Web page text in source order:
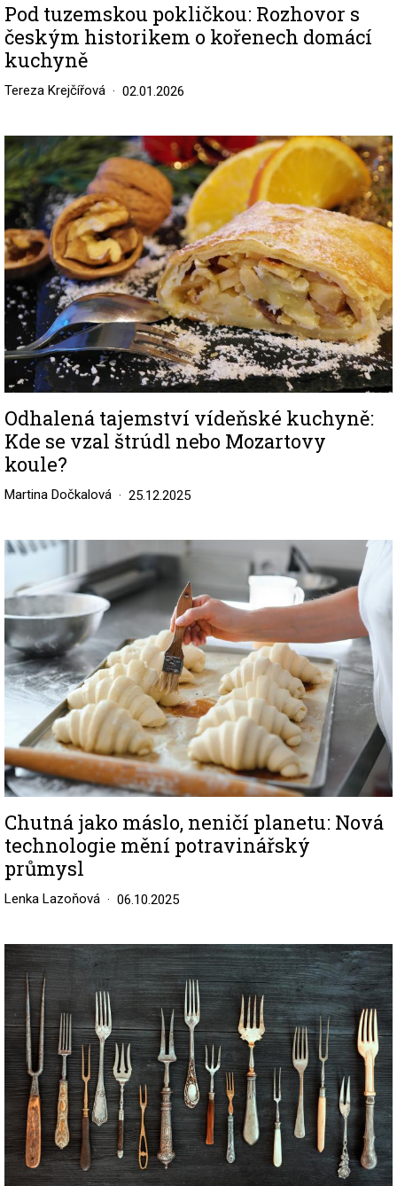
Pod tuzemskou pokličkou: Rozhovor s
českým historikem o kořenech domácí
kuchyně
Tereza Krejčířová 02.01.2026
Image
Odhalená tajemství vídeňské kuchyně:
Kde se vzal štrúdl nebo Mozartovy
koule?
Martina Dočkalová 25.12.2025
Image
Chutná jako máslo, neničí planetu: Nová
technologie mění potravinářský
průmysl
Lenka Lazoňová 06.10.2025
Image